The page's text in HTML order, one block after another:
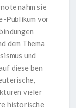
nahm sie
Publikum vor
dem Thema
und
dieselben
vieler
historische